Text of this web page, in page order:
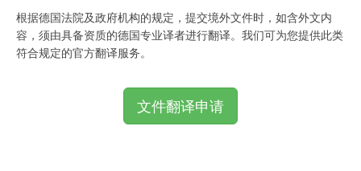
根据德国法院及政府机构的规定，提交境外文件时，如含外文内
容，须由具备资质的德国专业译者进行翻译。我们可为您提供此类
符合规定的官方翻译服务。
文件翻译申请